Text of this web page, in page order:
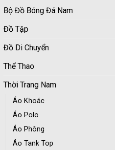
Bộ Đồ Bóng Đá Nam
Đồ Tập
Đồ Di Chuyển
Thể Thao
Thời Trang Nam
Áo Khoác
Áo Polo
Áo Phông
Áo Tank Top